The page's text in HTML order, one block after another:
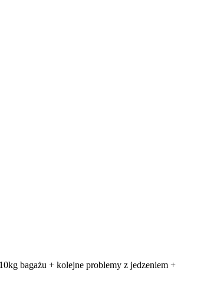
bagażu + kolejne problemy z jedzeniem +